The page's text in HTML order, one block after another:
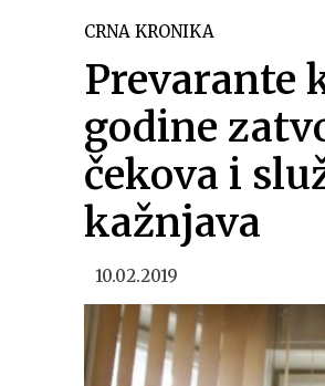
CRNA KRONIKA
Prevarante
godine
čekova i
kažnjava
10.02.2019